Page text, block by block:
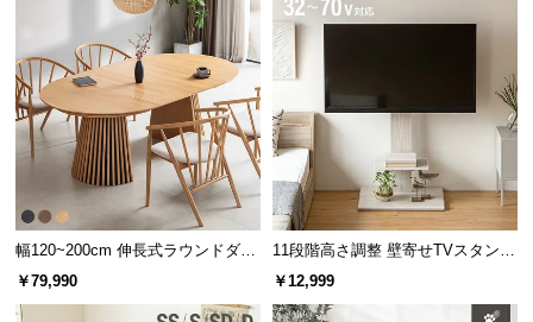
ソファの座り心地について
幅120~200cm 伸長式ラウンドダイ
ニングテーブル 6人掛け 天然木突
板 美しい格子デザイン
￥79,990
11段階高さ調整 壁寄せTVスタンド
キャスター付き 上下左右角度調節
￥12,999